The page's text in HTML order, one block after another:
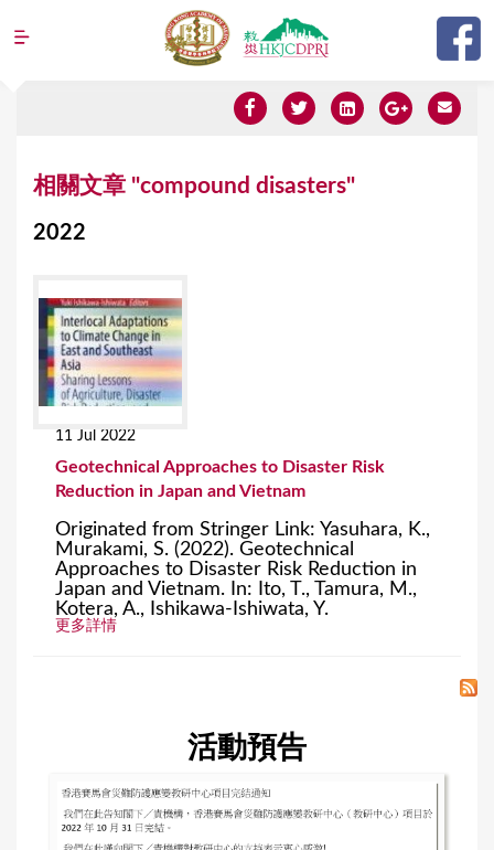
Jump to navigation
相關文章 "compound disasters"
2022
11 Jul 2022
Geotechnical Approaches to Disaster Risk
Reduction in Japan and Vietnam
Originated from Stringer Link: Yasuhara, K.,
Murakami, S. (2022). Geotechnical
Approaches to Disaster Risk Reduction in
Japan and Vietnam. In: Ito, T., Tamura, M.,
Kotera, A., Ishikawa-Ishiwata, Y.
更多詳情
活動預告